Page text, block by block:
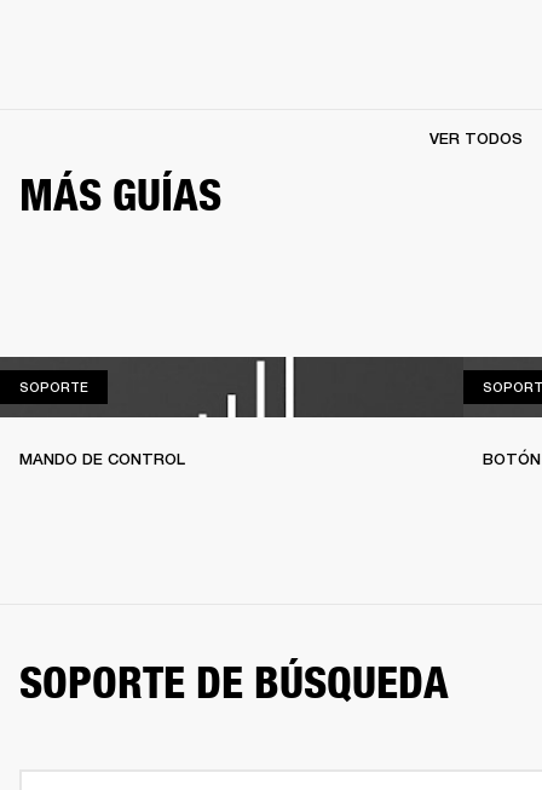
MÁS GUÍAS
VER TODOS
SOPORTESOPORTE
MANDO DE CONTROL
SOPORTE DE BÚSQUEDA